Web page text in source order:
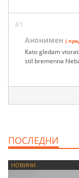
#1
Анонимен (
Kato gledam
stil bremenna
ПОСЛЕДНИ
НОВИНИ